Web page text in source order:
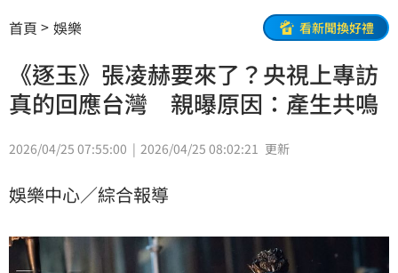
首頁 娛樂 看新聞換好禮
《逐玉》張凌赫要來了？央視上專訪
真的回應台灣 親曝原因：產生共鳴
2026/04/25 07:55:00 2026/04/25 08:02:21 更新
娛樂中心／綜合報導